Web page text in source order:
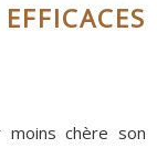
chère son